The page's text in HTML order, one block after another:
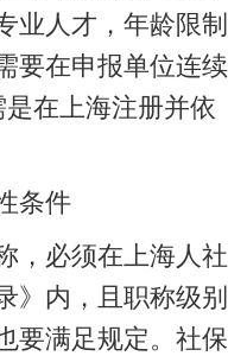
业人才，年龄限制
要在申报单位连续
在上海注册并依
条件
必须在上海人社
》内，且职称级别
要满足规定。社保